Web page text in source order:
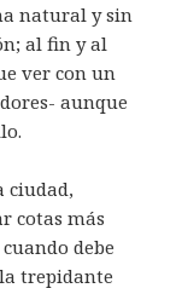
natural y sin
al fin y al
ver con un
aunque
ciudad,
cotas más
cuando debe
trepidante